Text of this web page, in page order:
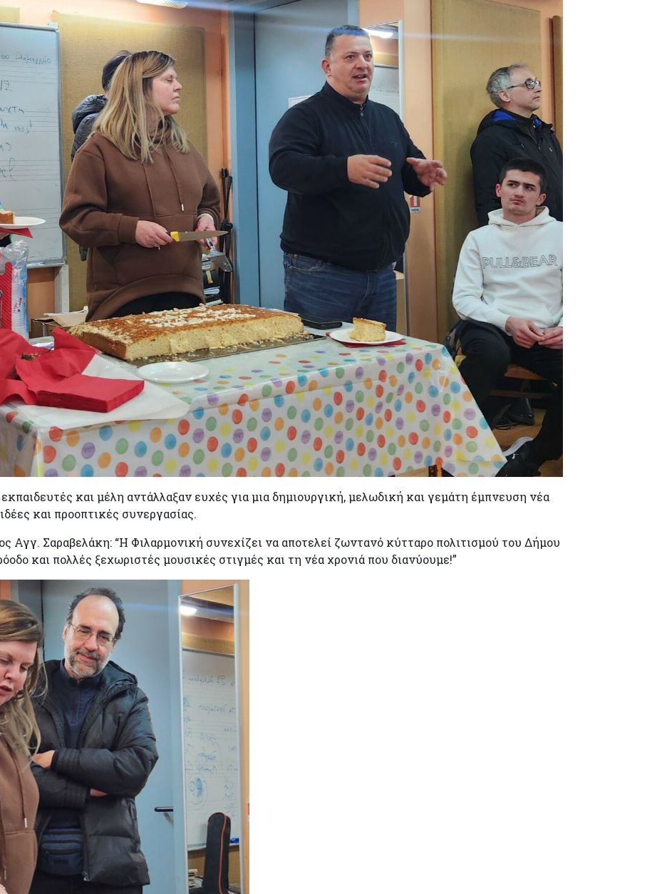
και μέλη αντάλλαξαν ευχές για μια δημιουργική, μελωδική και γεμάτη έμπνευση νέα
και προοπτικές συνεργασίας.
Αγγ. Σαραβελάκη: “Η Φιλαρμονική συνεχίζει να αποτελεί ζωντανό κύτταρο πολιτισμού του Δήμου
και πολλές ξεχωριστές μουσικές στιγμές και τη νέα χρονιά που διανύουμε!”